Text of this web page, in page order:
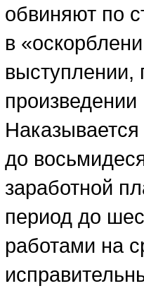
обвиняют по
в
до
заработной
период до
работами на